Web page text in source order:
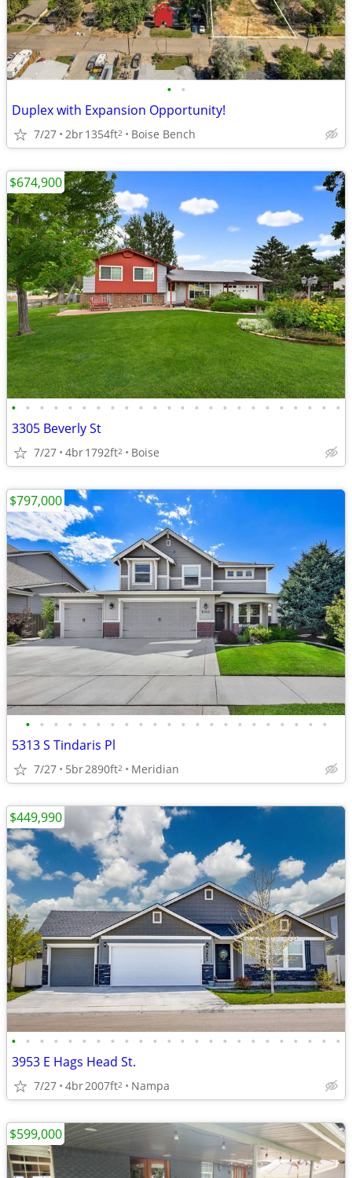
• •
Duplex with Expansion Opportunity!
7/27 2br1354ft2 Boise Bench
• • • • • • • • • • • • • • • • • • • • • • • •
3305 Beverly St
7/27 4br1792ft2 Boise
$674,900
• • • • • • • • • • • • • • • • • • • • • •
5313 S Tindaris Pl
7/27 5br2890ft2 Meridian
$797,000
• • • • • • • • • • • • • • • • • • • • • • • •
3953 E Hags Head St.
7/27 4br2007ft2 Nampa
$449,990
$599,000